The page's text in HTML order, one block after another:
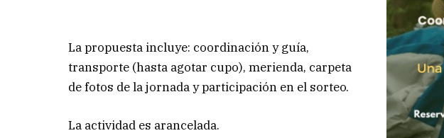
La propuesta incluye: coordinación y guía,
transporte (hasta agotar cupo), merienda, carpeta
de fotos de la jornada y participación en el sorteo.
La actividad es arancelada.